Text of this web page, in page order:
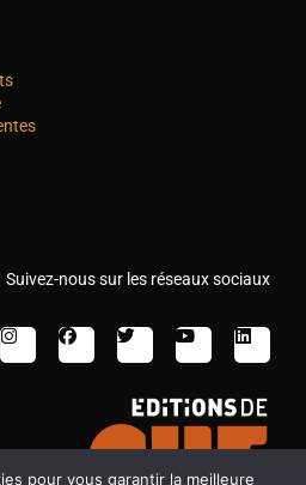
Suivez-nous sur les réseaux sociaux
pour vous garantir la meilleure